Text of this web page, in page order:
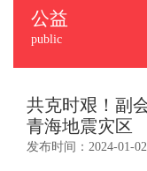
公益
public
共克时艰！副
青海地震灾区
发布时间：2024-01-02